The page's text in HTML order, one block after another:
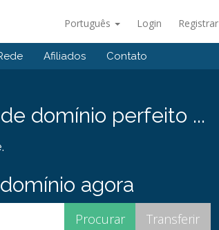
Português Login Registrar
Afiliados Contato
domínio perfeito ...
agora